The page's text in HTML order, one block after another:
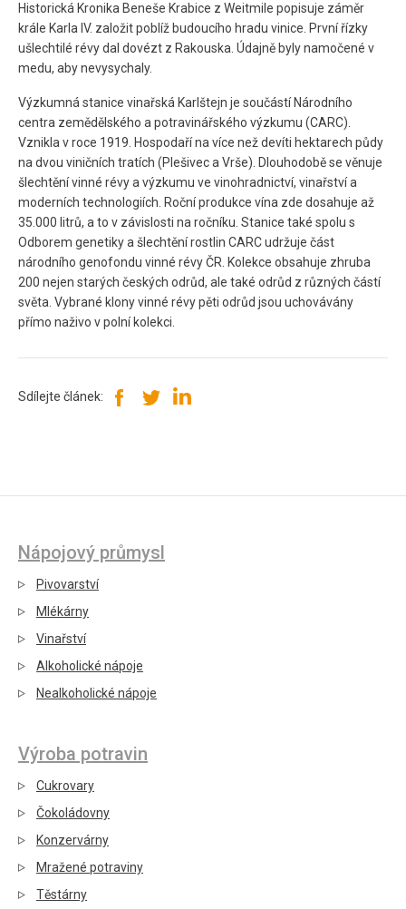
Historická Kronika Beneše Krabice z Weitmile popisuje záměr
krále Karla IV. založit poblíž budoucího hradu vinice. První řízky
ušlechtilé révy dal dovézt z Rakouska. Údajně byly namočené v
medu, aby nevysychaly.
Výzkumná stanice vinařská Karlštejn je součástí Národního
centra zemědělského a potravinářského výzkumu (CARC).
Vznikla v roce 1919. Hospodaří na více než devíti hektarech půdy
na dvou viničních tratích (Plešivec a Vrše). Dlouhodobě se věnuje
šlechtění vinné révy a výzkumu ve vinohradnictví, vinařství a
moderních technologiích. Roční produkce vína zde dosahuje až
35.000 litrů, a to v závislosti na ročníku. Stanice také spolu s
Odborem genetiky a šlechtění rostlin CARC udržuje část
národního genofondu vinné révy ČR. Kolekce obsahuje zhruba
200 nejen starých českých odrůd, ale také odrůd z různých částí
světa. Vybrané klony vinné révy pěti odrůd jsou uchovávány
přímo naživo v polní kolekci.
Sdílejte článek:
Nápojový průmysl
Pivovarství
Mlékárny
Vinařství
Alkoholické nápoje
Nealkoholické nápoje
Výroba potravin
Cukrovary
Čokoládovny
Konzervárny
Mražené potraviny
Těstárny